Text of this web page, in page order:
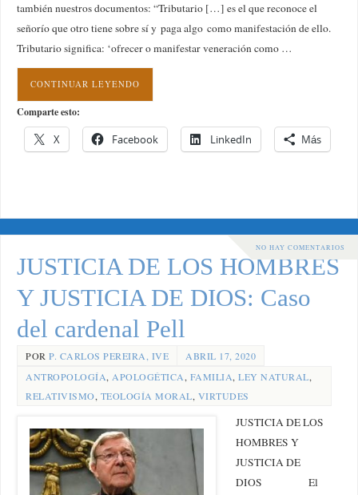
también nuestros documentos: “Tributario […] es el que reconoce el
señorío que otro tiene sobre sí y paga algo como manifestación de ello.
Tributario significa: ‘ofrecer o manifestar veneración como …
CONTINUAR LEYENDO
Comparte esto:
X Facebook LinkedIn Más
NO HAY COMENTARIOS
JUSTICIA DE LOS HOMBRES
Y JUSTICIA DE DIOS: Caso
del cardenal Pell
PORP. CARLOS PEREIRA, IVE
ABRIL 17, 2020
ANTROPOLOGÍA,APOLOGÉTICA, FAMILIA,LEY NATURAL,
RELATIVISMO, TEOLOGÍA MORAL, VIRTUDES
JUSTICIA DE LOS
HOMBRES Y
JUSTICIA DE
DIOS El